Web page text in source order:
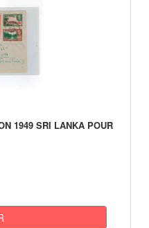
1949 SRI LANKA POUR